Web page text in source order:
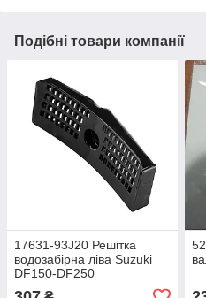
Подібні товари компанії
17631-93J20 Решітка
водозабірна ліва Suzuki
DF150-DF250